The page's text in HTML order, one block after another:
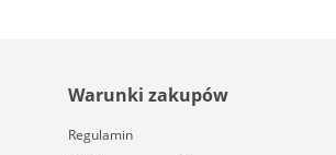
Warunki zakupów
Regulamin